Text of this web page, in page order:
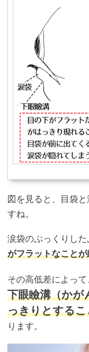
図を見ると、目袋
すね。
涙袋のぷっくりした
がフラットなこと
その高低差によって
下眼瞼溝（か
っきりとする
ります。